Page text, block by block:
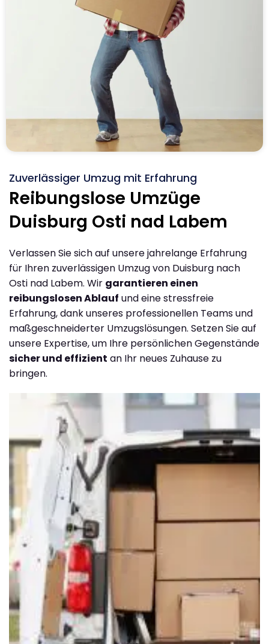
Zuverlässiger Umzug mit Erfahrung
Reibungslose Umzüge
Duisburg Osti nad Labem
Verlassen Sie sich auf unsere jahrelange Erfahrung
für Ihren zuverlässigen Umzug von Duisburg nach
Osti nad Labem. Wir garantieren einen
reibungslosen Ablauf und eine stressfreie
Erfahrung, dank unseres professionellen Teams und
maßgeschneiderter Umzugslösungen. Setzen Sie auf
unsere Expertise, um Ihre persönlichen Gegenstände
sicher und effizient an Ihr neues Zuhause zu
bringen.